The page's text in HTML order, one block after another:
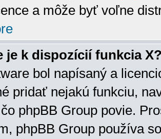
a môže byť voľne
je k dispozícií funkcia
bol napísaný a
pridať nejakú funkciu,
phpBB Group povie.
phpBB Group používa